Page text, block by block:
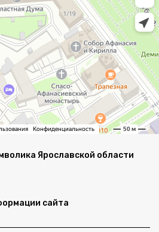
Ярославской области
сайта